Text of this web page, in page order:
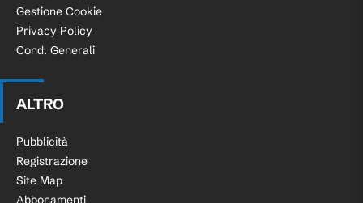
Gestione Cookie
Privacy Policy
Cond. Generali
ALTRO
Pubblicità
Registrazione
Site Map
Abbonamenti